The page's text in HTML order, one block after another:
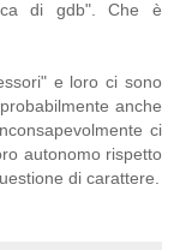
di gdb". Che è
e loro ci sono
anche
ci
autonomo rispetto
di carattere.